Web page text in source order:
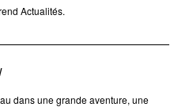
Actualités.
dans une grande aventure, une